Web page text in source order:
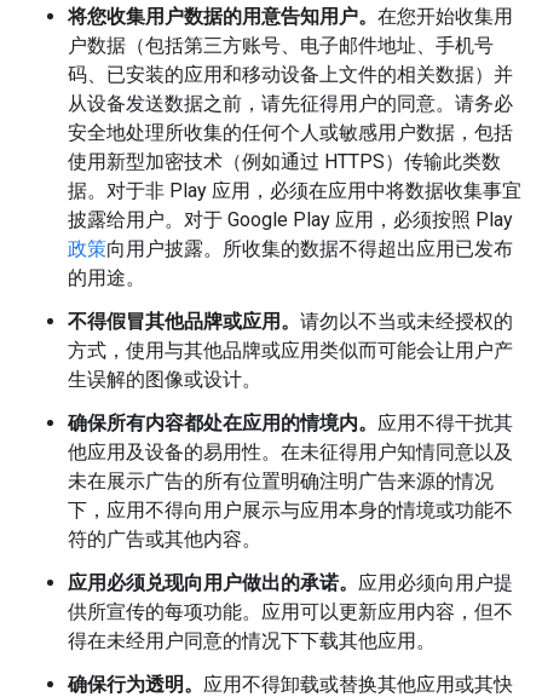
将您收集用户数据的用意告知用户。 在您开始收集用
户数据（包括第三方账号、电子邮件地址、手机号
码、已安装的应用和移动设备上文件的相关数据）并
从设备发送数据之前，请先征得用户的同意。请务必
安全地处理所收集的任何个人或敏感用户数据，包括
使用新型加密技术（例如通过 HTTPS）传输此类数
据。对于非 Play 应用，必须在应用中将数据收集事宜
披露给用户。对于 Google Play 应用，必须按照 Play
政策向用户披露。所收集的数据不得超出应用已发布
的用途。
不得假冒其他品牌或应用。 请勿以不当或未经授权的
方式，使用与其他品牌或应用类似而可能会让用户产
生误解的图像或设计。
确保所有内容都处在应用的情境内。 应用不得干扰其
他应用及设备的易用性。在未征得用户知情同意以及
未在展示广告的所有位置明确注明广告来源的情况
下，应用不得向用户展示与应用本身的情境或功能不
符的广告或其他内容。
应用必须兑现向用户做出的承诺。 应用必须向用户提
供所宣传的每项功能。应用可以更新应用内容，但不
得在未经用户同意的情况下下载其他应用。
确保行为透明。 应用不得卸载或替换其他应用或其快